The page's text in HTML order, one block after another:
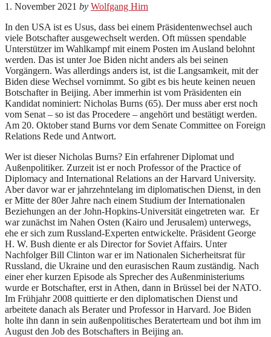
1. November 2021 by Wolfgang Hirn
In den USA ist es Usus, dass bei einem Präsidentenwechsel auch
viele Botschafter ausgewechselt werden. Oft müssen spendable
Unterstützer im Wahlkampf mit einem Posten im Ausland belohnt
werden. Das ist unter Joe Biden nicht anders als bei seinen
Vorgängern. Was allerdings anders ist, ist die Langsamkeit, mit der
Biden diese Wechsel vornimmt. So gibt es bis heute keinen neuen
Botschafter in Beijing. Aber immerhin ist vom Präsidenten ein
Kandidat nominiert: Nicholas Burns (65). Der muss aber erst noch
vom Senat – so ist das Procedere – angehört und bestätigt werden.
Am 20. Oktober stand Burns vor dem Senate Committee on Foreign
Relations Rede und Antwort.
Wer ist dieser Nicholas Burns? Ein erfahrener Diplomat und
Außenpolitiker. Zurzeit ist er noch Professor of the Practice of
Diplomacy and International Relations an der Harvard University.
Aber davor war er jahrzehntelang im diplomatischen Dienst, in den
er Mitte der 80er Jahre nach einem Studium der Internationalen
Beziehungen an der John-Hopkins-Universität eingetreten war. Er
war zunächst im Nahen Osten (Kairo und Jerusalem) unterwegs,
ehe er sich zum Russland-Experten entwickelte. Präsident George
H. W. Bush diente er als Director for Soviet Affairs. Unter
Nachfolger Bill Clinton war er im Nationalen Sicherheitsrat für
Russland, die Ukraine und den eurasischen Raum zuständig. Nach
einer eher kurzen Episode als Sprecher des Außenministeriums
wurde er Botschafter, erst in Athen, dann in Brüssel bei der NATO.
Im Frühjahr 2008 quittierte er den diplomatischen Dienst und
arbeitete danach als Berater und Professor in Harvard. Joe Biden
holte ihn dann in sein außenpolitisches Beraterteam und bot ihm im
August den Job des Botschafters in Beijing an.